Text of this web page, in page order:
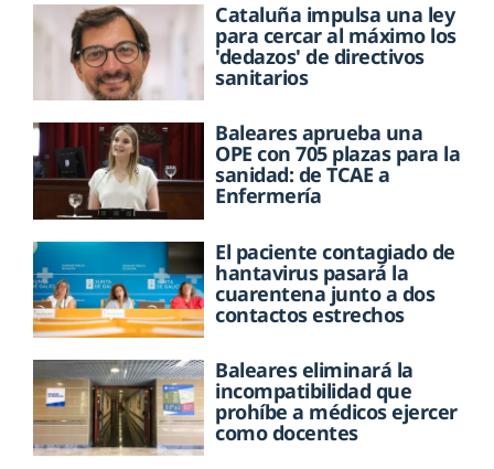
Cataluña impulsa una ley
para cercar al máximo los
'dedazos' de directivos
sanitarios
Baleares aprueba una
OPE con 705 plazas para la
sanidad: de TCAE a
Enfermería
El paciente contagiado de
hantavirus pasará la
cuarentena junto a dos
contactos estrechos
Baleares eliminará la
incompatibilidad que
prohíbe a médicos ejercer
como docentes